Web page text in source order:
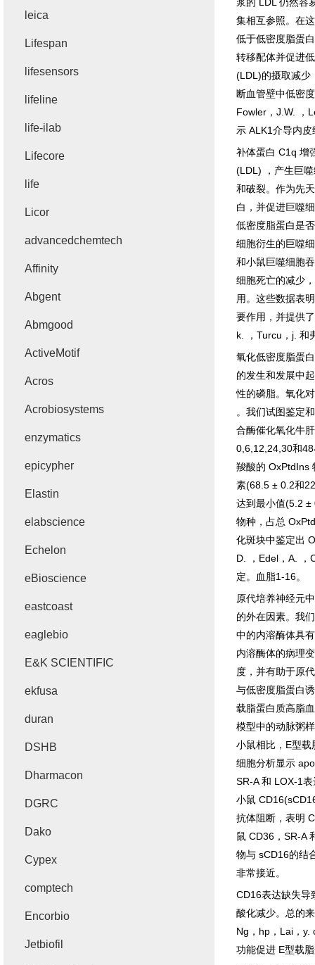
集相互参照。在
低于低密度脂蛋
转移配体并促进
(LDL)的摄取减少
断血管壁中低密
Fowler ， J.W. ，
示 ALK1介导内皮
补体蛋白 C1q 增
(LDL)
，产生巨
和破裂。作为先
白，并促进巨噬
低密度脂蛋白是
细胞衍生的巨噬
和小鼠巨噬细胞
细胞死亡的减少
用。这些数据表
要作用，并提供
k.
， Turcu ， j. 和
氧化低密度脂蛋白
的发生和发展中
性的磷脂。氧化
。我们试图鉴定
合酶催化氧化牛肝
0,6,12,24,30和48
羧酸的 OxPtdIns
素(68.5 ± 0.2和
达到最小值(5.2 ±
物种，占总
化斑块中鉴定出
D.
， Edel ， A. ，
定。血脂1-16。
原代培养神经元
的外在因素。我
中的内溶酶体具
内溶酶体的病理
度，并有助于原
与低密度脂蛋白
载脂蛋白质高脂
模型中的动脉粥
小鼠相比， E型载
细胞分析显示
SR-A和 LOX-1表
小鼠
抗体阻断，表明
鼠 CD36 ， SR-A
物与 sCD16的结
非常接近。
CD16表达缺失导
酸化减少。总的
Ng ， hp ， Lai ， y.
功能促进 E型载
leica
Lifespan
lifesensors
lifeline
life-ilab
Lifecore
life
Licor
advancedchemtech
Affinity
Abgent
Abmgood
ActiveMotif
Acros
Acrobiosystems
enzymatics
epicypher
Elastin
elabscience
Echelon
eBioscience
eastcoast
eaglebio
E&K SCIENTIFIC
ekfusa
duran
DSHB
Dharmacon
DGRC
Dako
Cypex
comptech
Encorbio
Jetbiofil